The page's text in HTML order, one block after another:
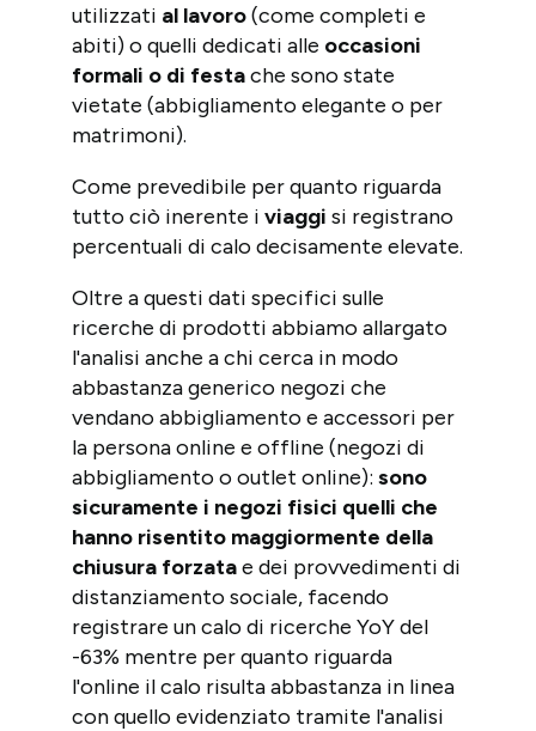
utilizzati al lavoro(come completi e
abiti) o quelli dedicati alle occasioni
formali o di festache sono state
vietate (abbigliamento elegante o per
matrimoni).
Come prevedibile per quanto riguarda
tutto ciò inerente i viaggi si registrano
percentuali di calo decisamente elevate.
Oltre a questi dati specifici sulle
ricerche di prodotti abbiamo allargato
l'analisi anche a chi cerca in modo
abbastanza generico negozi che
vendano abbigliamento e accessori per
la persona online e offline (negozi di
abbigliamento o outlet online): sono
sicuramente i negozi fisici quelli che
hanno risentito maggiormente della
chiusura forzatae dei provvedimenti di
distanziamento sociale, facendo
registrare un calo di ricerche YoY del
-63% mentre per quanto riguarda
l'online il calo risulta abbastanza in linea
con quello evidenziato tramite l'analisi